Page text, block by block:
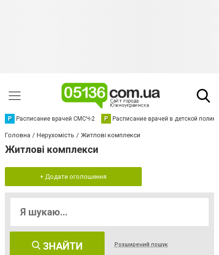
Р Расписание врачей СМСЧ-2 Р Расписание врачей в детской
Головна Нерухомість Житлові комплекси
Житлові комплекси
+ Додати оголошення
ЗНАЙТИ Розширений пошук